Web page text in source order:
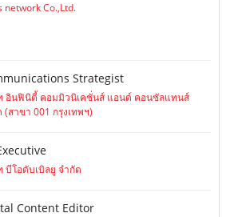
network Co.,Ltd.
Strategist
อินฟินิตี้ คอมมิวนิเคชั่นส์ แอนด์ คอนซัลแทนส์
(สาขา 001 กรุงเทพฯ)
บีโอดับเบิลยู จำกัด
Content Editor